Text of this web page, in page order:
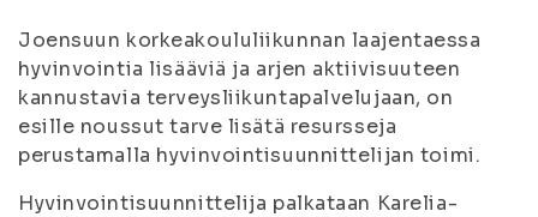
Joensuun korkeakoululiikunnan laajentaessa
hyvinvointia lisääviä ja arjen aktiivisuuteen
kannustavia terveysliikuntapalvelujaan, on
esille noussut tarve lisätä resursseja
perustamalla hyvinvointisuunnittelijan toimi.
Hyvinvointisuunnittelija palkataan Karelia-